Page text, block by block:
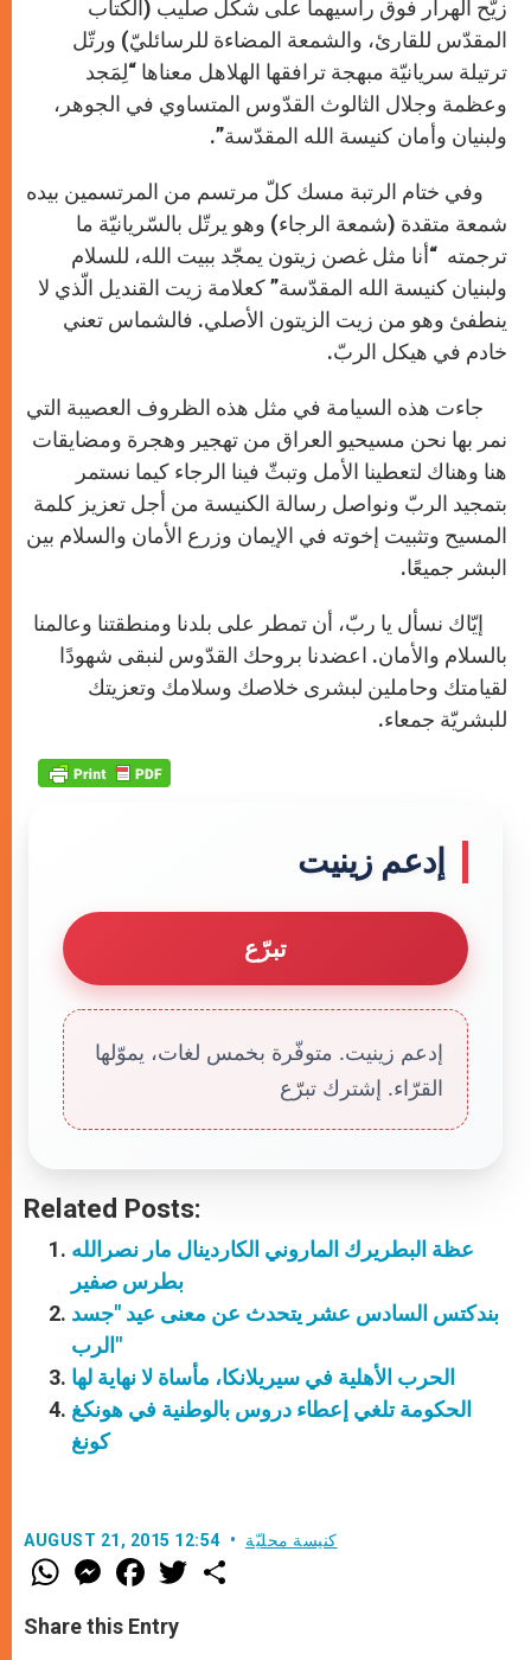
زيّح الهرار فوق رأسيهما على شكل صليب (الكتاب
المقدّس للقارئ، والشمعة المضاءة للرسائليّ) ورتّل
ترتيلة سريانيّة مبهجة ترافقها الهلاهل معناها “لِمَجد
وعظمة وجلال الثالوث القدّوس المتساوي في الجوهر،
ولبنيان وأمان كنيسة الله المقدّسة”.
وفي ختام الرتبة مسك كلّ مرتسم من المرتسمين بيده
شمعة متقدة (شمعة الرجاء) وهو يرتّل بالسّريانيّة ما
ترجمته “أنا مثل غصن زيتون يمجّد ببيت الله، للسلام
ولبنيان كنيسة الله المقدّسة” كعلامة زيت القنديل الّذي لا
ينطفئ وهو من زيت الزيتون الأصلي. فالشماس تعني
خادم في هيكل الربّ.
جاءت هذه السيامة في مثل هذه الظروف العصيبة التي
نمر بها نحن مسيحيو العراق من تهجير وهجرة ومضايقات
هنا وهناك لتعطينا الأمل وتبثّ فينا الرجاء كيما نستمر
بتمجيد الربّ ونواصل رسالة الكنيسة من أجل تعزيز كلمة
المسيح وتثبيت إخوته في الإيمان وزرع الأمان والسلام بين
البشر جميعًا.
إيّاك نسأل يا ربّ، أن تمطر على بلدنا ومنطقتنا وعالمنا
بالسلام والأمان. اعضدنا بروحك القدّوس لنبقى شهودًا
لقيامتك وحاملين لبشرى خلاصك وسلامك وتعزيتك
للبشريّة جمعاء.
إدعم زينيت
تبرّع
إدعم زينيت. متوفّرة بخمس لغات، يموّلها
القرّاء. إشترك تبرّع
Related Posts:
عظة البطريرك الماروني الكاردينال مار نصرالله
بطرس صفير
بندكتس السادس عشر يتحدث عن معنى عيد "جسد
الرب"
الحرب الأهلية في سيريلانكا، مأساة لا نهاية لها
الحكومة تلغي إعطاء دروس بالوطنية في هونكغ
كونغ
AUGUST 21, 2015 12:54 كنيسة محليّة
W
h
t
s
M
e
s
e
F
a
e
b
w
Share this Entry